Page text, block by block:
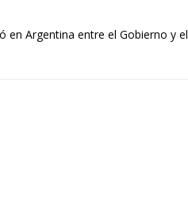
en Argentina entre el Gobierno y el